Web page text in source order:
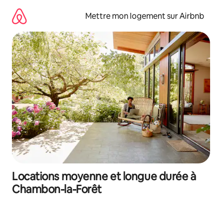
directement
contenu
Mettre mon logement sur Airbnb
Locations moyenne et longue durée à
Chambon-la-Forêt